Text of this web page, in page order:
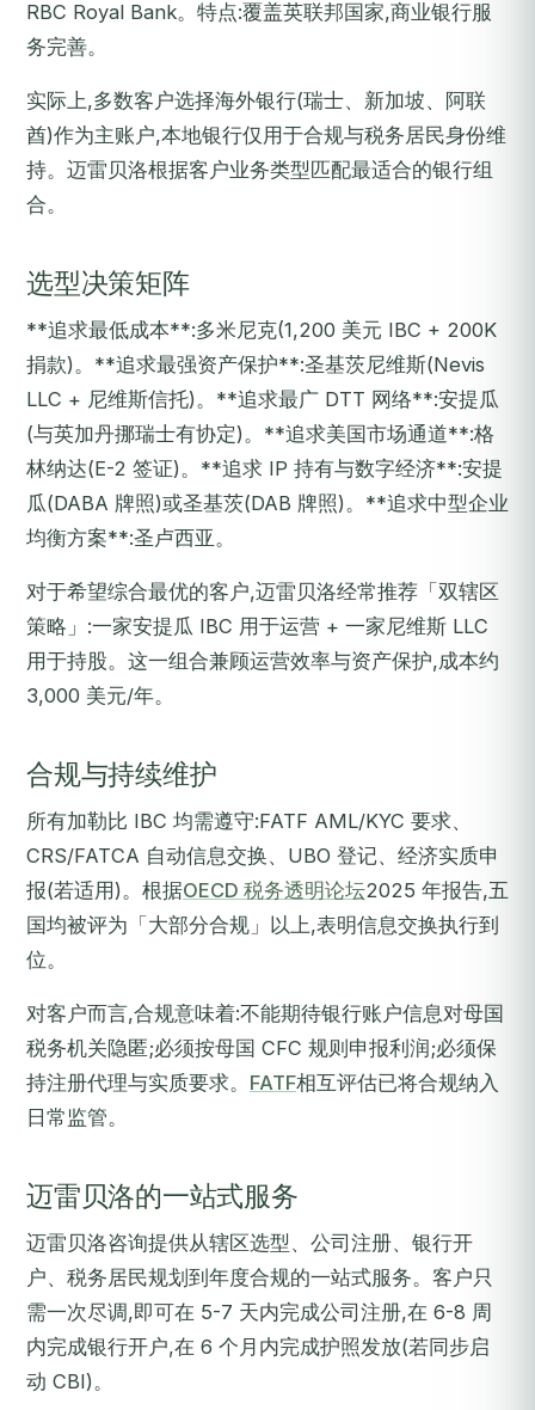
RBC Royal Bank。特点:覆盖英联邦国家,商业银行服
务完善。
实际上,多数客户选择海外银行(瑞士、新加坡、阿联
酋)作为主账户,本地银行仅用于合规与税务居民身份维
持。迈雷贝洛根据客户业务类型匹配最适合的银行组
合。
选型决策矩阵
**追求最低成本**:多米尼克(1,200 美元 IBC + 200K
捐款)。**追求最强资产保护**:圣基茨尼维斯(Nevis
LLC + 尼维斯信托)。**追求最广 DTT 网络**:安提瓜
(与英加丹挪瑞士有协定)。**追求美国市场通道**:格
林纳达(E-2 签证)。**追求 IP 持有与数字经济**:安提
瓜(DABA 牌照)或圣基茨(DAB 牌照)。**追求中型企业
均衡方案**:圣卢西亚。
对于希望综合最优的客户,迈雷贝洛经常推荐「双辖区
策略」:一家安提瓜 IBC 用于运营 + 一家尼维斯 LLC
用于持股。这一组合兼顾运营效率与资产保护,成本约
3,000 美元/年。
合规与持续维护
所有加勒比 IBC 均需遵守:FATF AML/KYC 要求、
CRS/FATCA 自动信息交换、UBO 登记、经济实质申
报(若适用)。根据OECD 税务透明论坛2025 年报告,五
国均被评为「大部分合规」以上,表明信息交换执行到
位。
对客户而言,合规意味着:不能期待银行账户信息对母国
税务机关隐匿;必须按母国 CFC 规则申报利润;必须保
持注册代理与实质要求。 FATF相互评估已将合规纳入
日常监管。
迈雷贝洛的一站式服务
迈雷贝洛咨询提供从辖区选型、公司注册、银行开
户、税务居民规划到年度合规的一站式服务。客户只
需一次尽调,即可在 5-7 天内完成公司注册,在 6-8 周
内完成银行开户,在 6 个月内完成护照发放(若同步启
动 CBI)。